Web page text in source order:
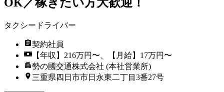
タクシードライバー
契約社員
【年収】216万円〜、【月給】17万円〜
勢の國交通株式会社 (本社営業所)
三重県四日市市日永東二丁目3番27号